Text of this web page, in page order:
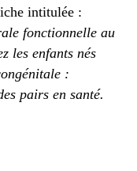
intitulée :
fonctionnelle au
les enfants nés
:
pairs en santé.